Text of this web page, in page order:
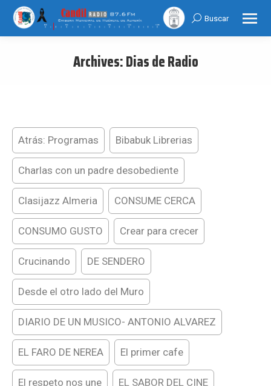
Search:
Buscar
Archives:Dias de Radio
Atrás: Programas Bibabuk Librerias
Charlas con un padre desobediente
Clasijazz Almeria CONSUME CERCA
CONSUMO GUSTO Crear para crecer
Crucinando DE SENDERO
Desde el otro lado del Muro
DIARIO DE UN MUSICO- ANTONIO ALVAREZ
EL FARO DE NEREA El primer cafe
El respeto nos une EL SABOR DEL CINE